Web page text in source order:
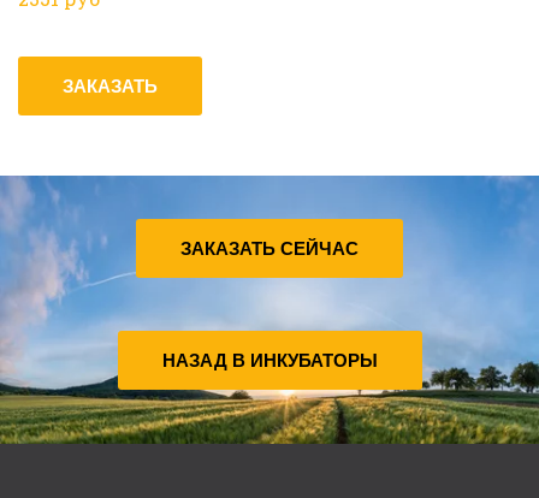
ЗАКАЗАТЬ
ЗАКАЗАТЬ СЕЙЧАС
НАЗАД В ИНКУБАТОРЫ